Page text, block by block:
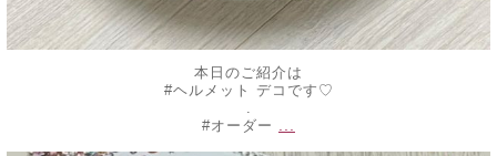
本日のご紹介は
#ヘルメット デコです♡
.
#オーダー ...